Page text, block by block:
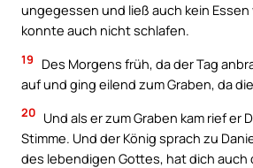
ungegessen und ließ auch kein
konnte auch nicht schlafen.
19
Des Morgens früh, da der Tag
auf und ging eilend zum Graben, da
20 Und als er zum Graben kam rief er
Stimme. Und der König sprach zu
des lebendigen Gottes, hat dich auch